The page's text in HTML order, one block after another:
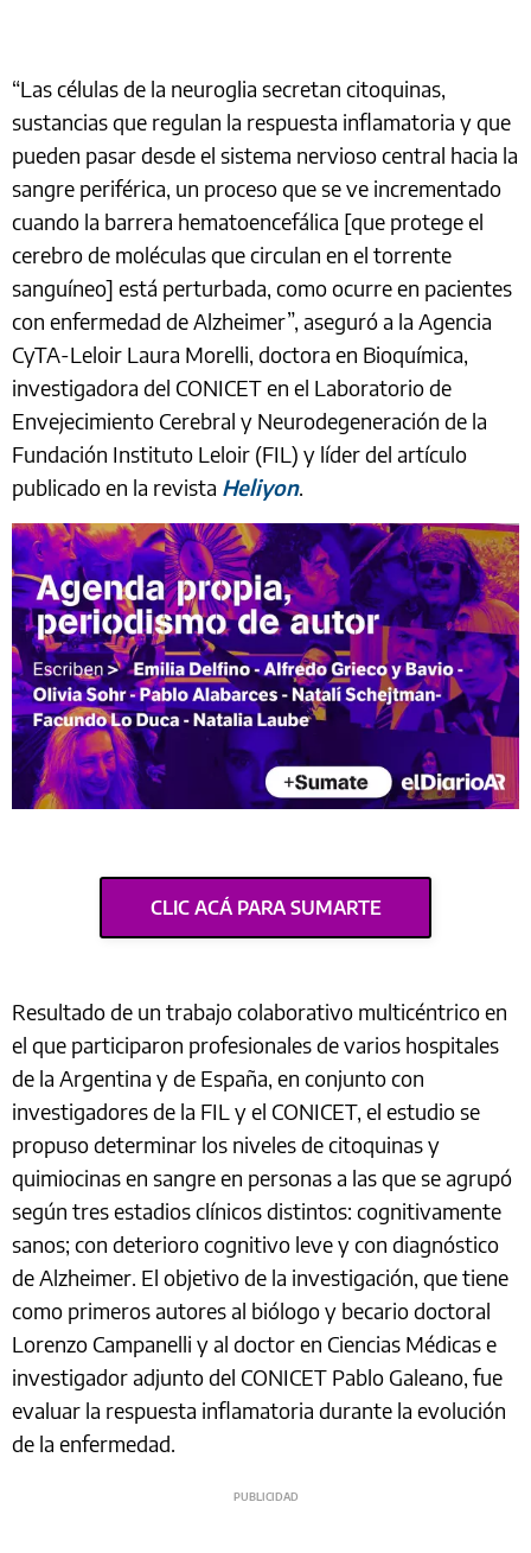
“Las células de la neuroglia secretan citoquinas,
sustancias que regulan la respuesta inflamatoria y que
pueden pasar desde el sistema nervioso central hacia la
sangre periférica, un proceso que se ve incrementado
cuando la barrera hematoencefálica [que protege el
cerebro de moléculas que circulan en el torrente
sanguíneo] está perturbada, como ocurre en pacientes
con enfermedad de Alzheimer”, aseguró a la Agencia
CyTA-Leloir Laura Morelli, doctora en Bioquímica,
investigadora del CONICET en el Laboratorio de
Envejecimiento Cerebral y Neurodegeneración de la
Fundación Instituto Leloir (FIL) y líder del artículo
publicado en la revista Heliyon.
CLIC ACÁ PARA SUMARTE
Resultado de un trabajo colaborativo multicéntrico en
el que participaron profesionales de varios hospitales
de la Argentina y de España, en conjunto con
investigadores de la FIL y el CONICET, el estudio se
propuso determinar los niveles de citoquinas y
quimiocinas en sangre en personas a las que se agrupó
según tres estadios clínicos distintos: cognitivamente
sanos; con deterioro cognitivo leve y con diagnóstico
de Alzheimer. El objetivo de la investigación, que tiene
como primeros autores al biólogo y becario doctoral
Lorenzo Campanelli y al doctor en Ciencias Médicas e
investigador adjunto del CONICET Pablo Galeano, fue
evaluar la respuesta inflamatoria durante la evolución
de la enfermedad.